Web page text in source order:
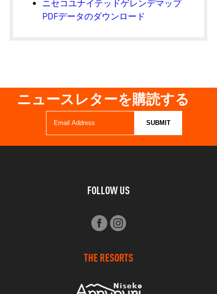
ニセコユナイテッドゲレンデマップ
PDFデータのダウンロード
ニュースレターを購読する
FOLLOW US
THE RESORTS